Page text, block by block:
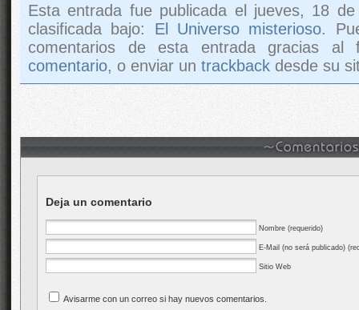
Esta entrada fue publicada el jueves, 18
clasificada bajo: El Universo misterioso.
comentarios de esta entrada gracias
comentario, o enviar un trackback desde su
Deja un comentario
Nombre (requerido)
E-Mail (no será publicado)
Sitio Web
Avisarme con un correo si hay nuevos comentarios.